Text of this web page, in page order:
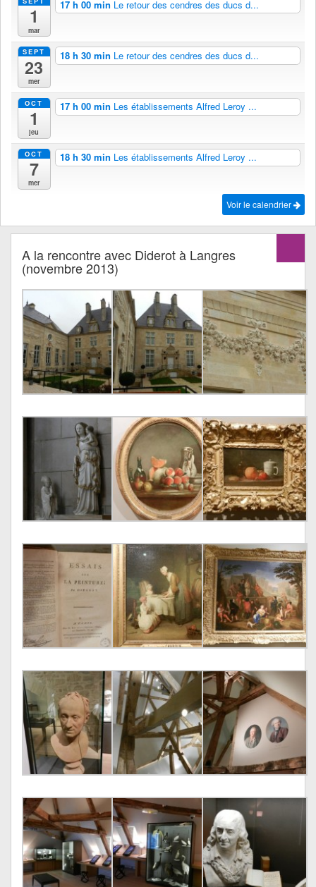
1
mar
17 h 00 min Le retour des cendres des ducs d...
SEPT
23
mer
18 h 30 min Le retour des cendres des ducs d...
OCT
1
jeu
17 h 00 min Les établissements Alfred Leroy ...
OCT
7
mer
18 h 30 min Les établissements Alfred Leroy ...
Voir le calendrier
A la rencontre avec Diderot à Langres
(novembre 2013)